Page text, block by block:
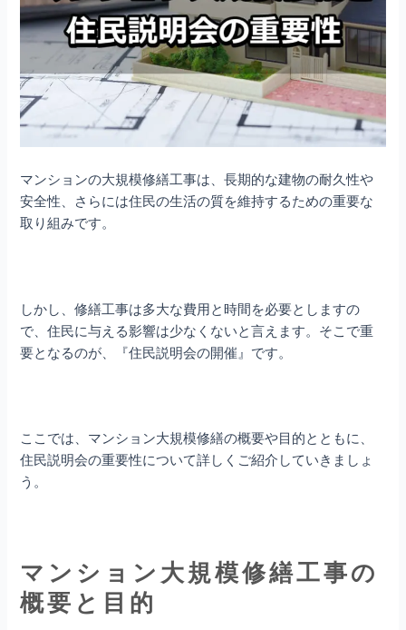
マンションの大規模修繕工事は、長期的な建物の耐久性や
安全性、さらには住民の生活の質を維持するための重要な
取り組みです。
しかし、修繕工事は多大な費用と時間を必要としますの
で、住民に与える影響は少なくないと言えます。そこで重
要となるのが、『住民説明会の開催』です。
ここでは、マンション大規模修繕の概要や目的とともに、
住民説明会の重要性について詳しくご紹介していきましょ
う。
マンション大規模修繕工事の
概要と目的